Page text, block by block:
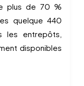
plus de 70 %
quelque 440
les entrepôts,
disponibles